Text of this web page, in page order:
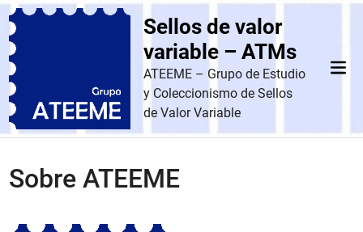
Saltar
contenido
Sellos de valor
variable – ATMs
ATEEME – Grupo de Estudio
y Coleccionismo de Sellos
de Valor Variable
Sobre ATEEME